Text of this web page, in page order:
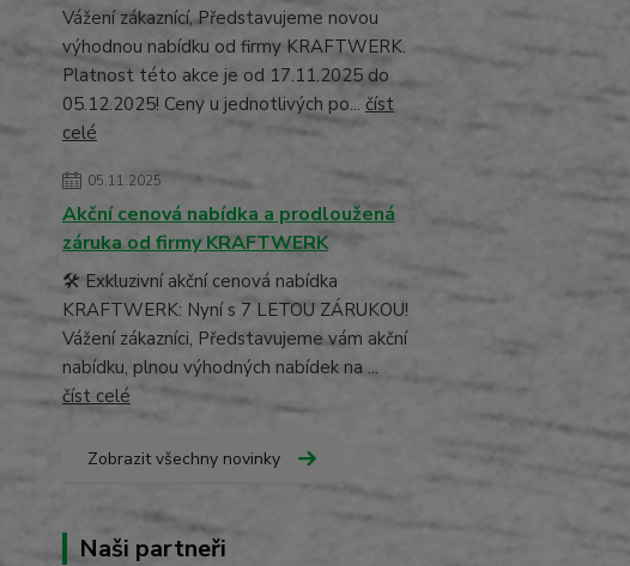
Vážení zákaznící, Představujeme novou
výhodnou nabídku od firmy KRAFTWERK.
Platnost této akce je od 17.11.2025 do
05.12.2025! Ceny u jednotlivých po... číst
celé
05.11.2025
Akční cenová nabídka a prodloužená
záruka od firmy KRAFTWERK
🛠️ Exkluzivní akční cenová nabídka
KRAFTWERK: Nyní s 7 LETOU ZÁRUKOU!
Vážení zákazníci, Představujeme vám akční
nabídku, plnou výhodných nabídek na ...
číst celé
Zobrazit všechny novinky
Naši partneři